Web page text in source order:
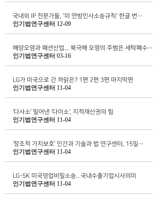
국내외 IP 전문가들, '미 연방민사소송규칙' 한글 번…
인기법연구센터 12-09
해양오염과 패션산업... 북극해 오염의 주범은 세탁폐수…
인기법연구센터 03-16
LG가 미국으로 간 까닭은? 1편 2편 3편 마지막편
인기법연구센터 11-04
‘다사소’ 밀어낸 ‘다이소’, 지적재산권의 힘
인기법연구센터 11-04
‘창조적 가치보호’ 인간과 기술과 법 연구센터, 15일…
인기법연구센터 11-04
LG-SK 미국영업비밀소송.. 국내수출기업시사의미
인기법연구센터 11-04